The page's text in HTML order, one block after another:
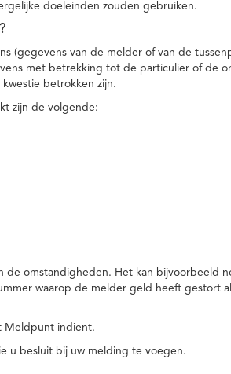
doeleinden zouden gebruiken.
(gegevens van de melder of van de
met betrekking tot de particulier of de
betrokken zijn.
zijn de volgende:
omstandigheden. Het kan bijvoorbeeld
waarop de melder geld heeft gestort
Meldpunt indient.
u besluit bij uw melding te voegen.